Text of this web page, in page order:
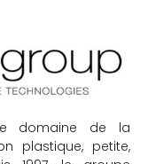
domaine de la
plastique, petite,